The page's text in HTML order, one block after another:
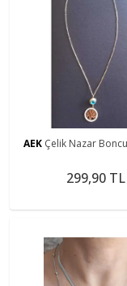
AEK
299,90 TL